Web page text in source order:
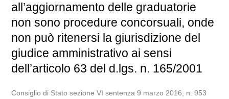
all’aggiornamento delle graduatorie
non sono procedure concorsuali, onde
non può ritenersi la giurisdizione del
giudice amministrativo ai sensi
dell’articolo 63 del d.lgs. n. 165/2001
Consiglio di Stato sezione VI sentenza 9 marzo 2016, n. 953